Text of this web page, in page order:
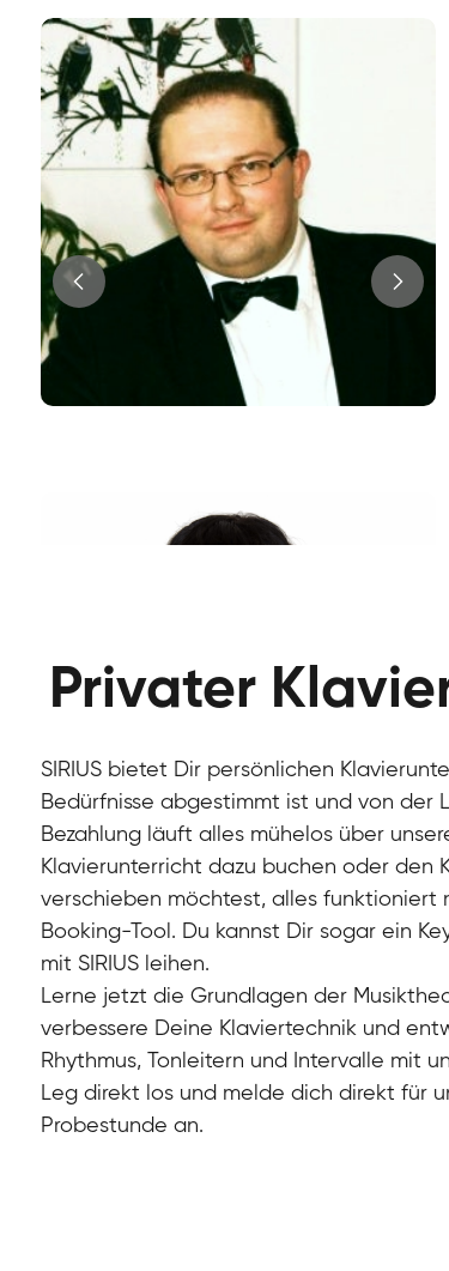
Klavier / Piano / Flügel
Klavier / Piano / Flügel
Charlotte
Klavier / Piano / Flügel
Privater
SIRIUS bietet Dir persönlichen
Bedürfnisse abgestimmt ist und von der
Bezahlung läuft alles mühelos über
Klavierunterricht dazu buchen oder den
verschieben möchtest, alles funktioniert
Booking-Tool. Du kannst Dir sogar ein
mit SIRIUS leihen.
Lerne jetzt die Grundlagen der
verbessere Deine Klaviertechnik und
Rhythmus, Tonleitern und Intervalle mit
Leg direkt los und melde dich direkt für
Probestunde an.